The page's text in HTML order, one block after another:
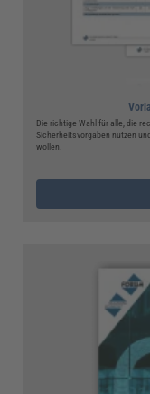
Die richtige Wahl für alle, die
Sicherheitsvorgaben nutzen
wollen.